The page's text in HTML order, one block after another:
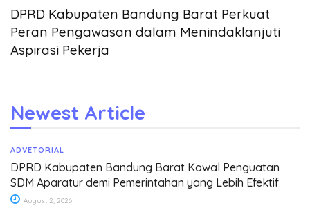
DPRD Kabupaten Bandung Barat Perkuat
Peran Pengawasan dalam Menindaklanjuti
Aspirasi Pekerja
Newest Article
ADVETORIAL
DPRD Kabupaten Bandung Barat Kawal Penguatan
SDM Aparatur demi Pemerintahan yang Lebih Efektif
August 2, 2026